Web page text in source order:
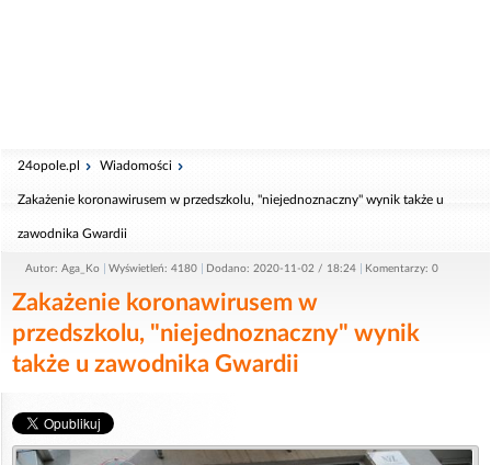
24opole.pl Wiadomości
Zakażenie koronawirusem w przedszkolu, "niejednoznaczny" wynik także u
zawodnika Gwardii
Autor: Aga_Ko Wyświetleń: 4180 Dodano: 2020-11-02 / 18:24 Komentarzy: 0
Zakażenie koronawirusem w
przedszkolu, "niejednoznaczny" wynik
także u zawodnika Gwardii